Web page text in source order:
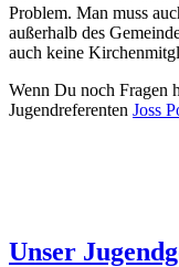
Problem. Man muss
außerhalb des
auch keine
Wenn Du noch Fragen
Jugendreferenten Joss
Unser